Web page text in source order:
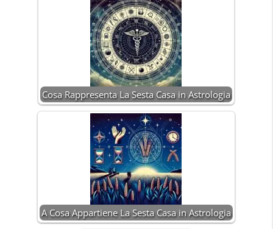
Cosa Rappresenta La Sesta Casa in Astrologia
A Cosa Appartiene La Sesta Casa in Astrologia